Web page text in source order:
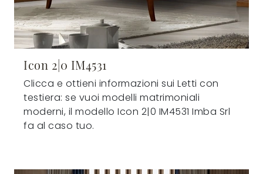
Icon 2|0 IM4531
Clicca e ottieni informazioni sui Letti con
testiera: se vuoi modelli matrimoniali
moderni, il modello Icon 2|0 IM4531 Imba Srl
fa al caso tuo.